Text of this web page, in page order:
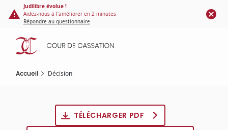
Panneau de gestion des cookies
contenu
principal
Judilibre évolue !
Aidez-nous à l'améliorer en 2 minutes
Répondre au questionnaire
Accueil Décision
TÉLÉCHARGER PDF